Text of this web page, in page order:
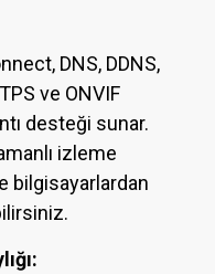
DNS, DDNS,
ve ONVIF
desteği sunar.
izleme
bilgisayarlardan